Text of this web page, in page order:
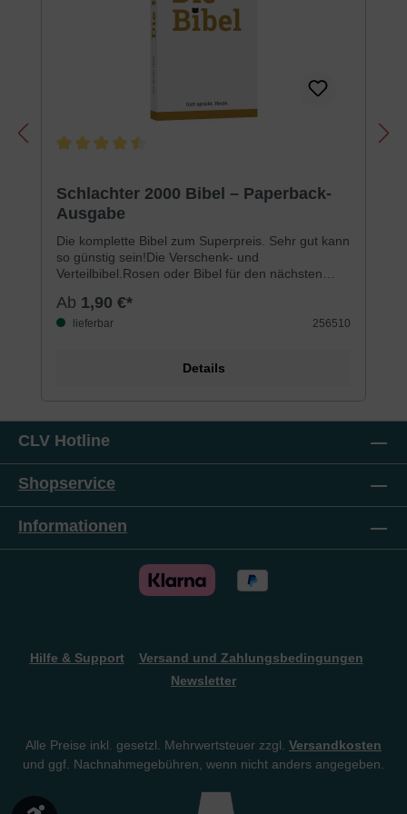
Schlachter 2000 Bibel – Paperback-
Ausgabe
Die komplette Bibel zum Superpreis. Sehr gut kann
so günstig sein!Die Verschenk- und
Verteilbibel.Rosen oder Bibel für den nächsten
Geldbeutel weh.Die Bibel für die Handtasche, fürs
Auto, für den Arbeitsplatz.Dafür haben wir
einem Orientierung schaffenden Kartenmaterial.
die perfekte Mischung.DAS macht diese Bibel so
kostbar.Ideal auch für Einsteiger!
Ab 1,90 €*
lieferbar 256510
Details
CLV Hotline
Shopservice
Informationen
Hilfe & Support
Versand und Zahlungsbedingungen
Newsletter
Alle Preise inkl. gesetzl. Mehrwertsteuer zzgl. Versandkosten
und ggf. Nachnahmegebühren, wenn nicht anders angegeben.